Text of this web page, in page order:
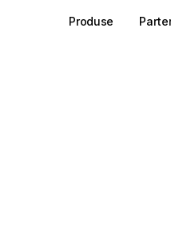
Produse